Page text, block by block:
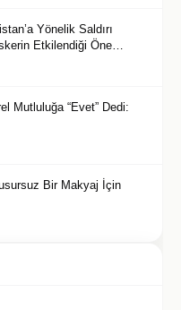
Yönelik Saldırı
Etkilendiği Öne
Mutluluğa “Evet” Dedi:
Bir Makyaj İçin